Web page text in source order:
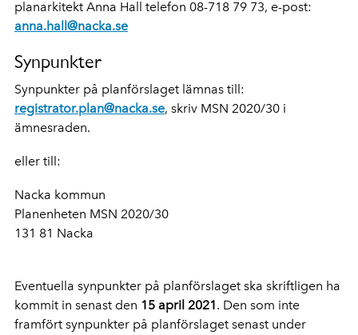
planarkitekt Anna Hall telefon 08-718 79 73, e-post:
anna.hall@nacka.se
Synpunkter
Synpunkter på planförslaget lämnas till:
registrator.plan@nacka.se, skriv MSN 2020/30 i
ämnesraden.
eller till:
Nacka kommun
Planenheten MSN 2020/30
131 81 Nacka
Eventuella synpunkter på planförslaget ska skriftligen ha
kommit in senast den 15 april 2021. Den som inte
framfört synpunkter på planförslaget senast under